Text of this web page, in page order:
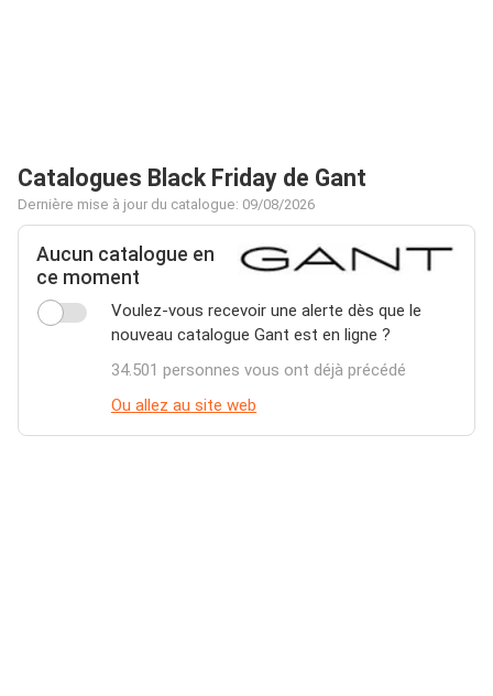
Catalogues Black Friday de Gant
Dernière mise à jour du catalogue: 09/08/2026
Aucun catalogue en
ce moment
Voulez-vous recevoir une alerte dès que le
nouveau catalogue Gant est en ligne ?
34.501 personnes vous ont déjà précédé
Ou allez au site web